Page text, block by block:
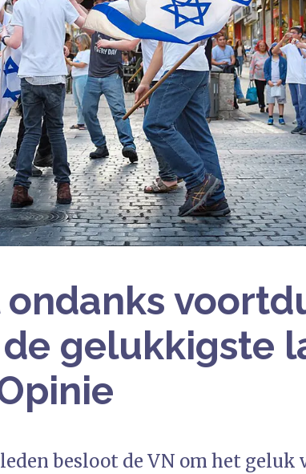
ondanks
gelukkigste
besloot de VN om het geluk